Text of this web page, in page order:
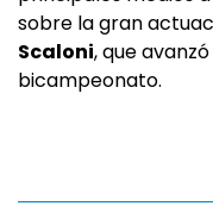
sobre la gran
Scaloni, que
bicampeonato.